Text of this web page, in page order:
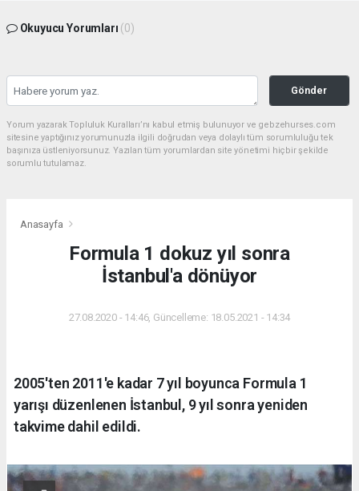
Okuyucu Yorumları (0)
Gönder
Yorum yazarak Topluluk Kuralları’nı kabul etmiş bulunuyor ve gebzehurses.com
sitesine yaptığınız yorumunuzla ilgili doğrudan veya dolaylı tüm sorumluluğu tek
başınıza üstleniyorsunuz. Yazılan tüm yorumlardan site yönetimi hiçbir şekilde
sorumlu tutulamaz.
Anasayfa
Formula 1 dokuz yıl sonra
İstanbul'a dönüyor
27.08.2020 - 14:46, Güncelleme: 18.05.2021 - 14:34
2005'ten 2011'e kadar 7 yıl boyunca Formula 1
yarışı düzenlenen İstanbul, 9 yıl sonra yeniden
takvime dahil edildi.